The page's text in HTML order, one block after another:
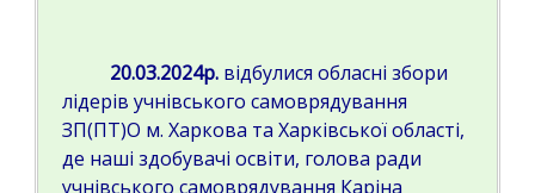
20.03.2024р.відбулися обласні збори
лідерів учнівського самоврядування
ЗП(ПТ)О м. Харкова та Харківської області,
де наші здобувачі освіти, голова ради
учнівського самоврядування Каріна